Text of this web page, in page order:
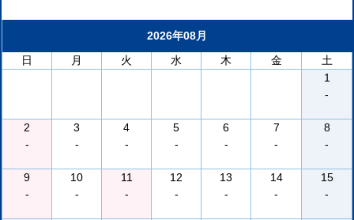
2026年08月
日
月 火 水 木 金
土
1
-
2
-
3
-
4
-
5
-
6
-
7
-
8
-
9
-
10
-
11
-
12
-
13
-
14
-
15
-